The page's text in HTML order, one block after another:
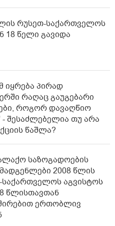
რუსეთ-საქართველოს
18 წელი გავიდა
იყრება პირად
რაღაც გაუგებარი
როგორ დავაღწიო
- შესაძლებელია თუ არა
წაშლა?
საზოგადოების
2008 წლის
აგვისტოს
წლისთავთან
ერთობლივ